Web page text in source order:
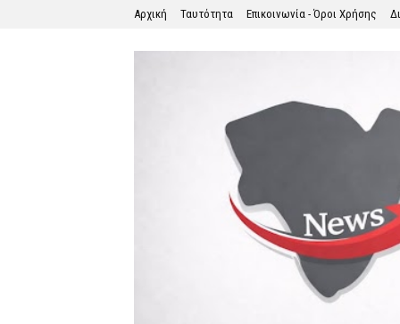
Αρχική Ταυτότητα Επικοινωνία - Όροι Χρήσης